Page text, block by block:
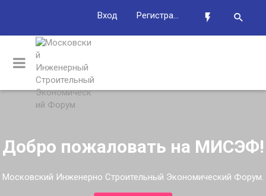
Вход Регистрация
Добро пожаловать на МИСЭФ!
Московский Инженерно Строительный Экономический Форум.